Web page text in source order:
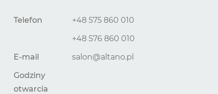
Telefon
+48 575 860 010
+48 576 860 010
E-mail
salon@altano.pl
Godziny
otwarcia